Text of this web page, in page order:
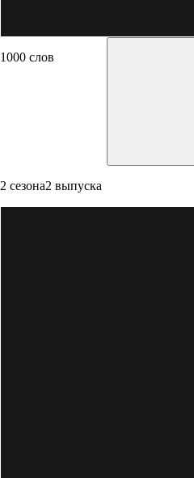
1000 слов
2 сезона2 выпуска